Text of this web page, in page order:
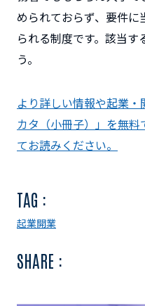
められておらず、要件
られる制度です。該当す
う。
より詳しい情報や起業
カタ（小冊子）」を無
てお読みください。
TAG :
起業開業
SHARE :